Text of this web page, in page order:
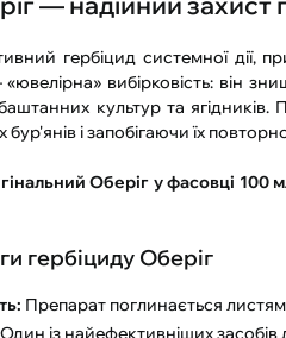
гербіцид системної дії,
вибірковість: він
культур та
бур'янів і запобігаючи їх
Оберіг у фасовці 100
гербіциду Оберіг
Препарат поглинається
Один із найефективніших